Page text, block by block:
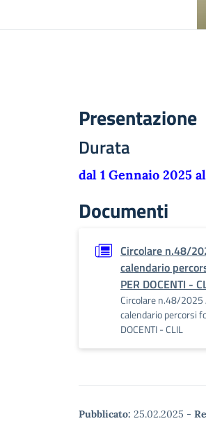
Presentazione
Durata
dal 1 Gennaio 2025
Documenti
Circolare n.48/
calendario
PER DOCENTI -
Circolare n.48/
calendario percorsi
DOCENTI - CLIL
Pubblicato: 25.02.2025 -